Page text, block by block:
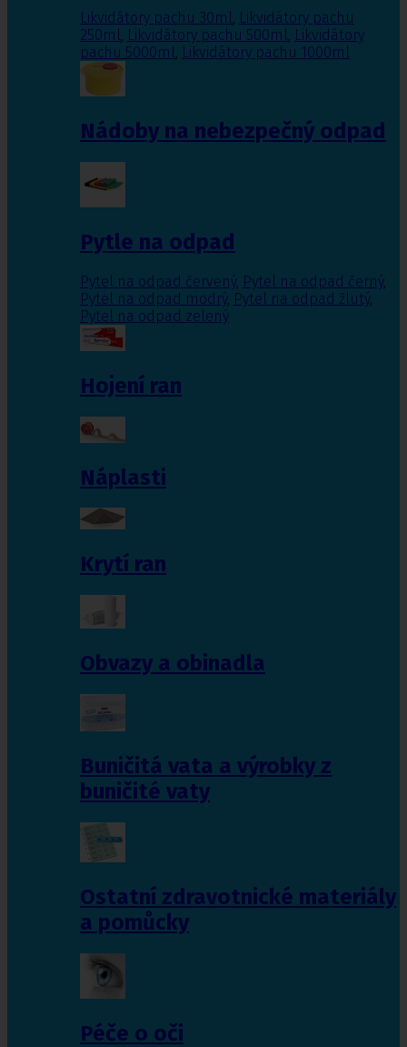
Likvidátory pachu 30ml, Likvidátory pachu
250ml, Likvidátory pachu 500ml, Likvidátory
pachu 5000ml, Likvidátory pachu 1000ml
Nádoby na nebezpečný odpad
Pytle na odpad
Pytel na odpad červený, Pytel na odpad černý,
Pytel na odpad modrý, Pytel na odpad žlutý,
Pytel na odpad zelený
Hojení ran
Náplasti
Krytí ran
Obvazy a obinadla
Buničitá vata a výrobky z
buničité vaty
Ostatní zdravotnické materiály
a pomůcky
Péče o oči